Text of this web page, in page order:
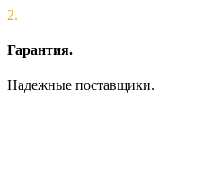
2.
Гарантия.
Надежные поставщики.